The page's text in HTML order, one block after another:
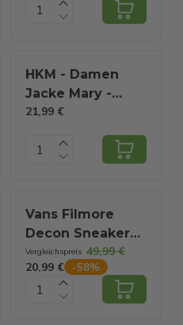
HKM - Damen
Jacke Mary -
Außentaschen
Reißverschluss -
21,99 €
Vans Filmore
Decon Sneaker
für Herren -
Größe 46
Vergleichspreis 49,99 €
20,99 €
-58%